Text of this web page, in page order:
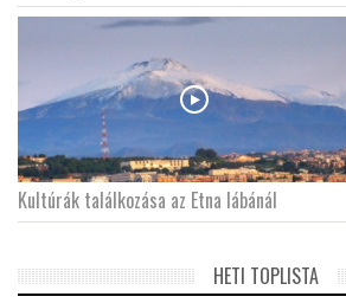
Kultúrák találkozása az Etna lábánál
HETI TOPLISTA